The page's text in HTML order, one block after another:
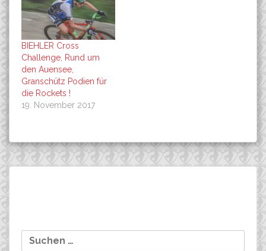
BIEHLER Cross
Challenge, Rund um
den Auensee,
Granschütz Podien für
die Rockets !
19. November 2017